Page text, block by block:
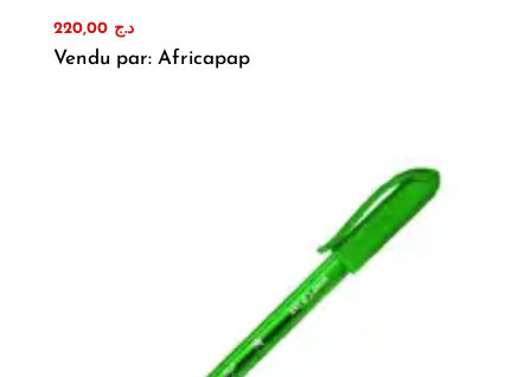
د.ج 220,00
Vendu par: Africapap